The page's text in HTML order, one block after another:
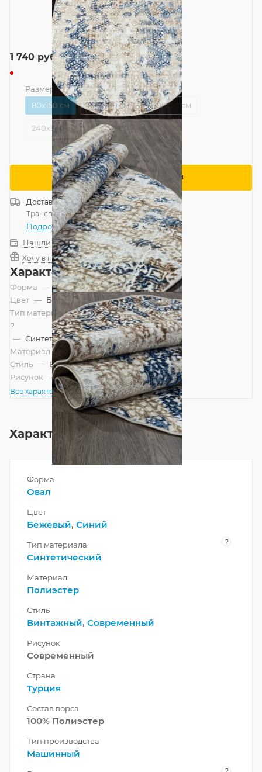
1 740 руб.
Размер — 80x150 см
80x150 см
160x230 см 200x290 см
240x340 см
Сообщить о поступлении
ДоставкаРоссия
Транспортной компанией—бесплатно
Подробнее
Нашли дешевле?
Хочу в подарок
Характеристики
Форма — Овал
Цвет — Бежевый, Синий
Тип материала
?
— Синтетический
Материал
—
Полиэстер
Стиль — Винтажный, Современный
Рисунок — Современный
Все характеристики
Характеристики
Форма
Овал
Цвет
Бежевый, Синий
Тип материала ?
Синтетический
Материал
Полиэстер
Стиль
Винтажный, Современный
Рисунок
Современный
Страна
Турция
Состав ворса
100% Полиэстер
Тип производства
Машинный